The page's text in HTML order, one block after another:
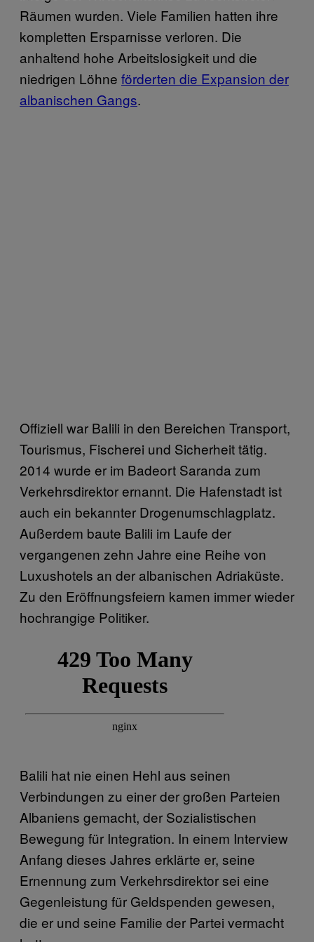
Räumen wurden. Viele Familien hatten ihre
kompletten Ersparnisse verloren. Die
anhaltend hohe Arbeitslosigkeit und die
niedrigen Löhne förderten die Expansion der
albanischen Gangs.
Offiziell war Balili in den Bereichen Transport,
Tourismus, Fischerei und Sicherheit tätig.
2014 wurde er im Badeort Saranda zum
Verkehrsdirektor ernannt. Die Hafenstadt ist
auch ein bekannter Drogenumschlagplatz.
Außerdem baute Balili im Laufe der
vergangenen zehn Jahre eine Reihe von
Luxushotels an der albanischen Adriaküste.
Zu den Eröffnungsfeiern kamen immer wieder
hochrangige Politiker.
Balili hat nie einen Hehl aus seinen
Verbindungen zu einer der großen Parteien
Albaniens gemacht, der Sozialistischen
Bewegung für Integration. In einem Interview
Anfang dieses Jahres erklärte er, seine
Ernennung zum Verkehrsdirektor sei eine
Gegenleistung für Geldspenden gewesen,
die er und seine Familie der Partei vermacht